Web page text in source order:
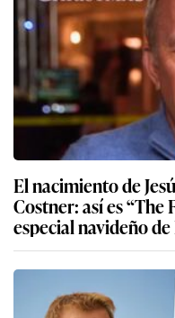
El nacimiento de
Costner: así es “The
especial navideño